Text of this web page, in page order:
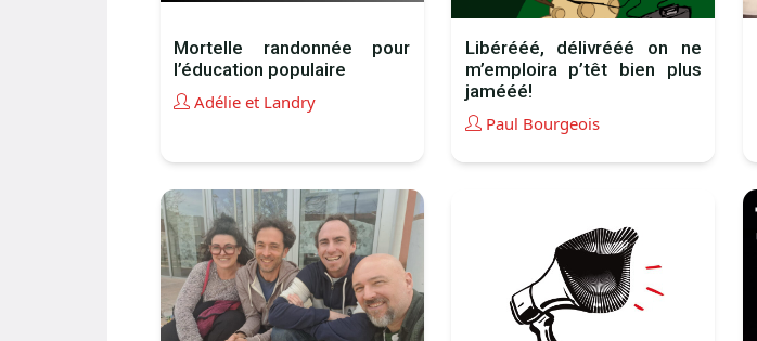
Mortelle randonnée pour
l’éducation populaire
Adélie et Landry
Libérééé, délivrééé on ne
m’emploira p’têt bien plus
jamééé!
Paul Bourgeois